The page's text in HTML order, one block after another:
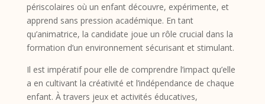
périscolaires où un enfant découvre, expérimente, et
apprend sans pression académique. En tant
qu’animatrice, la candidate joue un rôle crucial dans la
formation d’un environnement sécurisant et stimulant.
Il est impératif pour elle de comprendre l’impact qu’elle
a en cultivant la créativité et l’indépendance de chaque
enfant. À travers jeux et activités éducatives,